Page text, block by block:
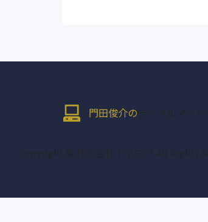
門田俊介の デジタルマーケ
Copyright © 株式会社トポロジ All Rights